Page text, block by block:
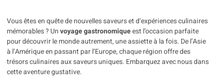
Vous êtes en quête de nouvelles saveurs et d’expériences culinaires
mémorables ? Unvoyage gastronomiqueest l’occasion parfaite
pour découvrir le monde autrement, une assiette à la fois. De l’Asie
à l’Amérique en passant par l’Europe, chaque région offre des
trésors culinaires aux saveurs uniques. Embarquez avec nous dans
cette aventure gustative.